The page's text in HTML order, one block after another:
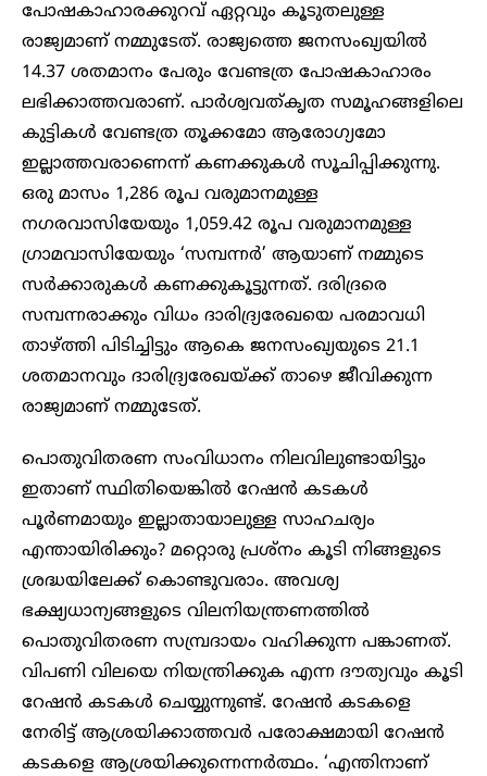
പോഷകാഹാരക്കുറവ് ഏറ്റവും കൂടുതലുള്ള
രാജ്യമാണ് നമ്മുടേത്. രാജ്യത്തെ ജനസംഖ്യയിൽ
14.37 ശതമാനം പേരും വേണ്ടത്ര പോഷകാഹാരം
ലഭിക്കാത്തവരാണ്. പാർശ്വവത്കൃത സമൂഹങ്ങളിലെ
കുട്ടികൾ വേണ്ടത്ര തൂക്കമോ ആരോഗ്യമോ
ഇല്ലാത്തവരാണെന്ന് കണക്കുകൾ സൂചിപ്പിക്കുന്നു.
ഒരു മാസം 1,286 രൂപ വരുമാനമുള്ള
നഗരവാസിയേയും 1,059.42 രൂപ വരുമാനമുള്ള
ഗ്രാമവാസിയേയും ‘സമ്പന്നർ’ ആയാണ് നമ്മുടെ
സർക്കാരുകൾ കണക്കുകൂട്ടുന്നത്. ദരിദ്രരെ
സമ്പന്നരാക്കും വിധം ദാരിദ്ര്യരേഖയെ പരമാവധി
താഴ്ത്തി പിടിച്ചിട്ടും ആകെ ജനസംഖ്യയുടെ 21.1
ശതമാനവും ദാരിദ്ര്യരേഖയ്ക്ക് താഴെ ജീവിക്കുന്ന
രാജ്യമാണ് നമ്മുടേത്.
പൊതുവിതരണ സംവിധാനം നിലവിലുണ്ടായിട്ടും
ഇതാണ് സ്ഥിതിയെങ്കിൽ റേഷൻ കടകൾ
പൂർണമായും ഇല്ലാതായാലുള്ള സാഹചര്യം
എന്തായിരിക്കും? മറ്റൊരു പ്രശ്നം കൂടി നിങ്ങളുടെ
ശ്രദ്ധയിലേക്ക് കൊണ്ടുവരാം. അവശ്യ
ഭക്ഷ്യധാന്യങ്ങളുടെ വിലനിയന്ത്രണത്തിൽ
പൊതുവിതരണ സമ്പ്രദായം വഹിക്കുന്ന പങ്കാണത്.
വിപണി വിലയെ നിയന്ത്രിക്കുക എന്ന ദൗത്യവും കൂടി
റേഷൻ കടകൾ ചെയ്യുന്നുണ്ട്. റേഷൻ കടകളെ
നേരിട്ട് ആശ്രയിക്കാത്തവർ പരോക്ഷമായി റേഷൻ
കടകളെ ആശ്രയിക്കുന്നെന്നർത്ഥം. ‘എന്തിനാണ്